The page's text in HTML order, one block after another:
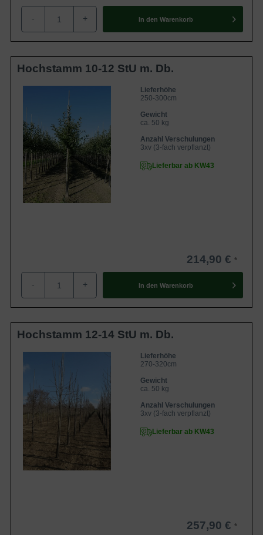
- + In den Warenkorb
Hochstamm 10-12 StU m. Db.
Lieferhöhe
250-300cm
Gewicht
ca. 50 kg
Anzahl Verschulungen
3xv (3-fach verpflanzt)
Lieferbar ab KW43
214,90 €
- + In den Warenkorb
Hochstamm 12-14 StU m. Db.
Lieferhöhe
270-320cm
Gewicht
ca. 50 kg
Anzahl Verschulungen
3xv (3-fach verpflanzt)
Lieferbar ab KW43
257,90 €